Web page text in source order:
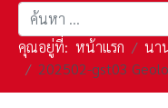
การค้นหา
คุณอยู่ที่: หน้าแรก นา
202502-gst03